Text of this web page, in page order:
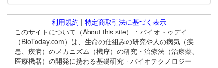
利用規約 | 特定商取引法に基づく表示
このサイトについて（About this site）：バイオトゥデイ
（BioToday.com）は、生命の仕組みの研究や人の病気（疾
患、疾病）のメカニズム（機序）の研究・治療法（治療薬、
医療機器）の開発に携わる基礎研究・バイオテクノロジー